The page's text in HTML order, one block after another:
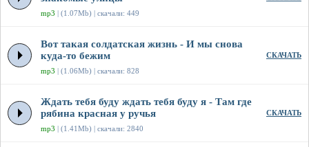
mp3 | (1.07Mb) | скачали: 449
Вот такая солдатская жизнь - И мы снова
куда-то бежим
mp3 | (1.06Mb) | скачали: 828
СКАЧАТЬ
Ждать тебя буду ждать тебя буду я - Там где
рябина красная у ручья
mp3 | (1.41Mb) | скачали: 2840
СКАЧАТЬ